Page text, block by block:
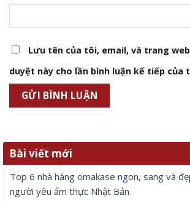
Lưu tên của tôi, email, và trang
duyệt này cho lần bình luận kế tiếp của
Bài viết mới
Top 6 nhà hàng omakase ngon, sang và
người yêu ẩm thực Nhật Bản